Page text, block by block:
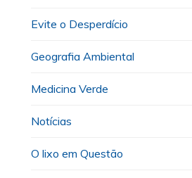
Evite o Desperdício
Geografia Ambiental
Medicina Verde
Notícias
O lixo em Questão